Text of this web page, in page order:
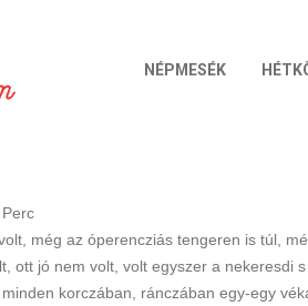
NÉPMESÉK
Perc
még az óperencziás tengeren is túl,
ott jó nem volt, volt egyszer a nekeresdi
korczában, ránczában egy-egy